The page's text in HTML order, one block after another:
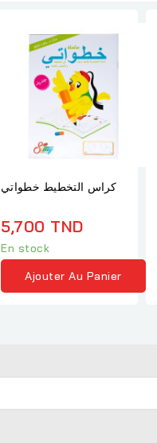
كراس التخطيط خطواتي
5,700 TND
En stock
Ajouter Au Panier